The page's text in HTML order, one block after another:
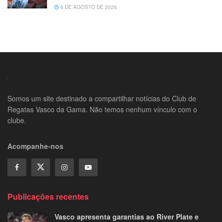
6 DE AGOSTO DE 2026
Somos um site destinado a compartilhar notícias do Club de
Regatas Vasco da Gama. Não temos nenhum vínculo com o
clube.
Acompanhe-nos
Publicações recentes
Vasco apresenta garantias ao River Plate e